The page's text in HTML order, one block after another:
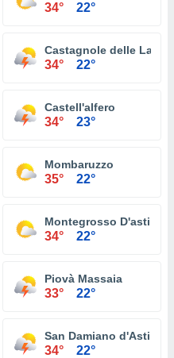
34° 22°
Castagnole delle Lanze
34° 22°
Castell'alfero
34° 23°
Mombaruzzo
35° 22°
Montegrosso D'asti
34° 22°
Piovà Massaia
33° 22°
San Damiano d'Asti
34° 22°